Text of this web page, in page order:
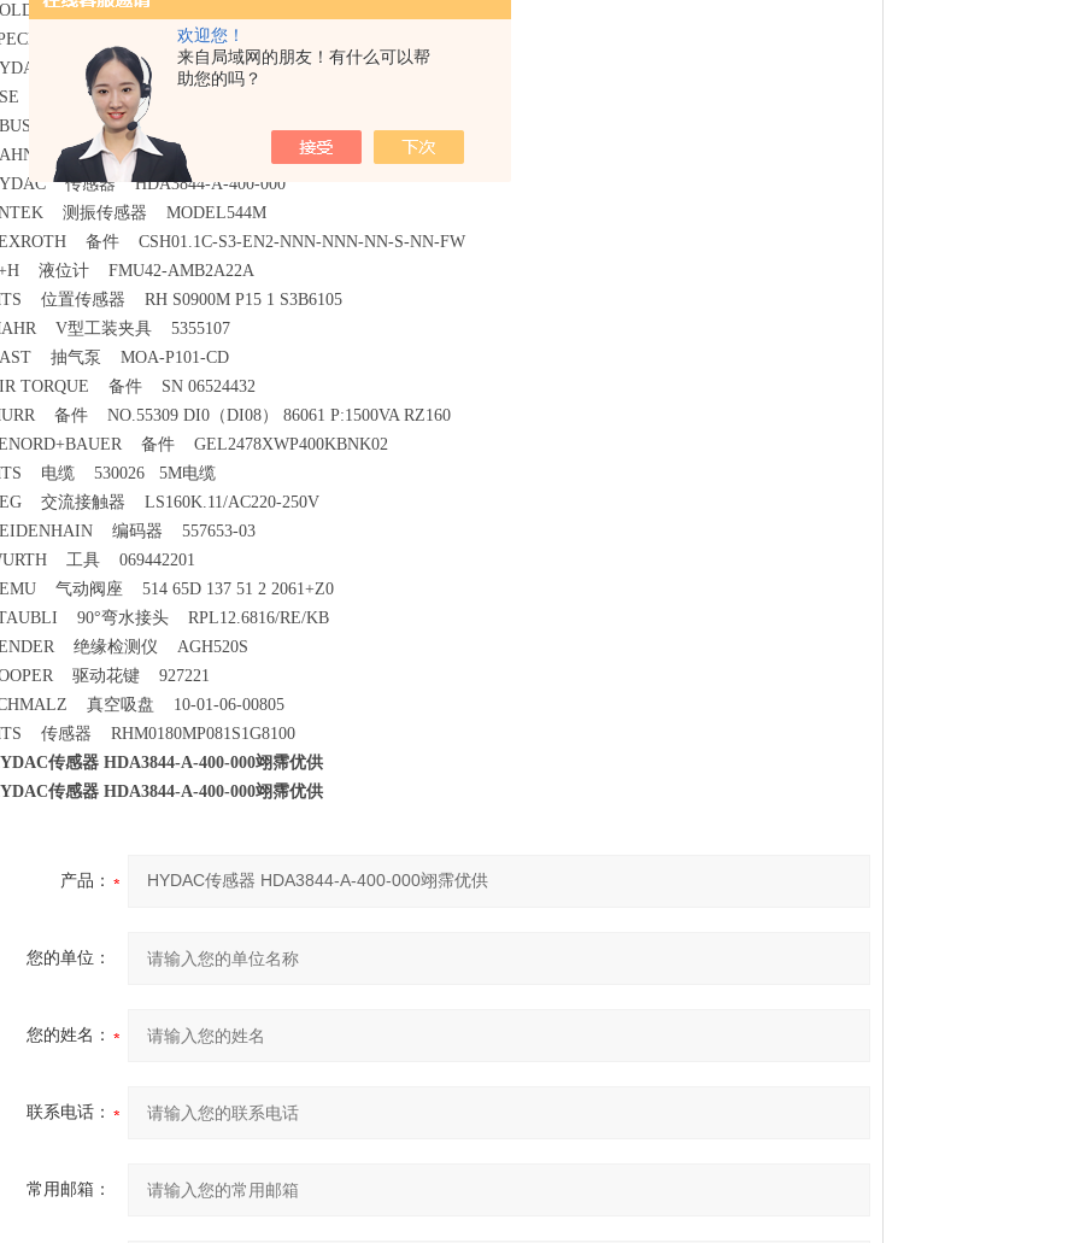
欢迎您！
来自局域网的朋友！有什么可以帮
助您的吗？
switch BD5936.17(24V-60V)
高压击泡泵 P11/13-100
备件 TS-L-70/X/12
流量计 VS2EPO12V-32N11/4 10-28VDC
带插头控制电缆 70312
双头梅花扳手组套 订货号：52046400
传感器 HDA3844-A-400-000
测振传感器 MODEL544M
备件 CSH01.1C-S3-EN2-NNN-NNN-NN-S-NN-FW
液位计 FMU42-AMB2A22A
位置传感器 RH S0900M P15 1 S3B6105
V型工装夹具 5355107
抽气泵 MOA-P101-CD
TORQUE 备件 SN 06524432
备件 NO.55309 DI0（DI08） 86061 P:1500VA RZ160
备件 GEL2478XWP400KBNK02
电缆 530026 5M电缆
交流接触器 LS160K.11/AC220-250V
编码器 557653-03
工具 069442201
气动阀座 514 65D 137 51 2 2061+Z0
90°弯水接头 RPL12.6816/RE/KB
绝缘检测仪 AGH520S
驱动花键 927221
真空吸盘 10-01-06-00805
传感器 RHM0180MP081S1G8100
传感器 HDA3844-A-400-000翊霈优供
传感器 HDA3844-A-400-000翊霈优供
产品：
您的单位：
您的姓名：
联系电话：
常用邮箱：